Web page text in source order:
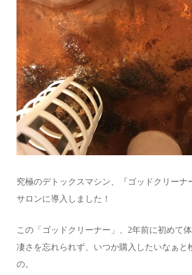
究極のデトックスマシン、『ゴッドクリーナ
サロンに導入しました！
この「ゴッドクリーナー」、2年前に初めて
凄さを忘れられず、いつか購入したいなぁと
の。